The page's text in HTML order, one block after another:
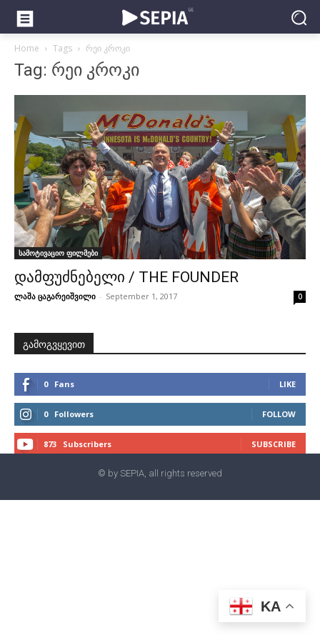
Home Tags რეი კროკი
Tag: რეი კროკი
სამოტივაციო ფილმები
დამფუძნებელი / THE FOUNDER
ლაშა ცაგარეიშვილი - September 1, 2017 0
გამოგვყევით
0 Fans LIKE
0 Followers FOLLOW
873 Subscribers SUBSCRIBE
© by SEPIA, all rights reserved
KA